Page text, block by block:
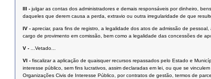
III - julgar as contas dos administradores e demais responsáveis por dinheiro,
daqueles que derem causa a perda, extravio ou outra irregularidade de que
IV - apreciar, para fins de registro, a legalidade dos atos de admissão de
cargo de provimento em comissão, bem como a legalidade das concessões de
V - ...Vetado...
VI - fiscalizar a aplicação de quaisquer recursos repassados pelo Estado e
interesse público, sem fins lucrativos, assim declaradas em lei, ou que se
Organizações Civis de Interesse Público, por contratos de gestão, termos de